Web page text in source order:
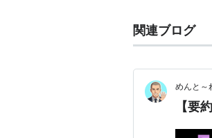
関連ブログ
めんと～
【要